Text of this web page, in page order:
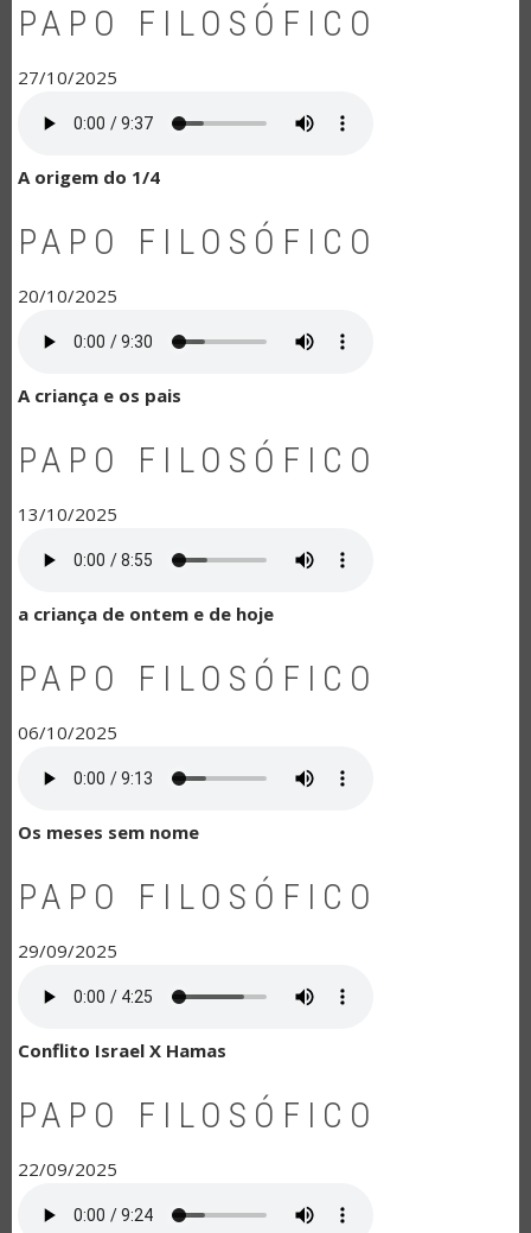
PAPO FILOSÓFICO
27/10/2025
A origem do 1/4
PAPO FILOSÓFICO
20/10/2025
A criança e os pais
PAPO FILOSÓFICO
13/10/2025
a criança de ontem e de hoje
PAPO FILOSÓFICO
06/10/2025
Os meses sem nome
PAPO FILOSÓFICO
29/09/2025
Conflito Israel X Hamas
PAPO FILOSÓFICO
22/09/2025